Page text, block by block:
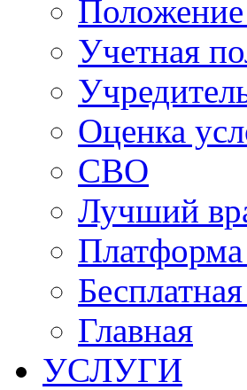
Положение
Учетная
Оценка
СВО
Лучший
Главная
УСЛУГИ